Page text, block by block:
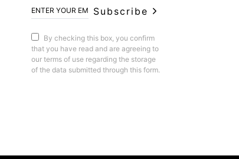
Subscribe
By checking this box, you confirm
that you have read and are agreeing to
our terms of use regarding the storage
of the data submitted through this form.